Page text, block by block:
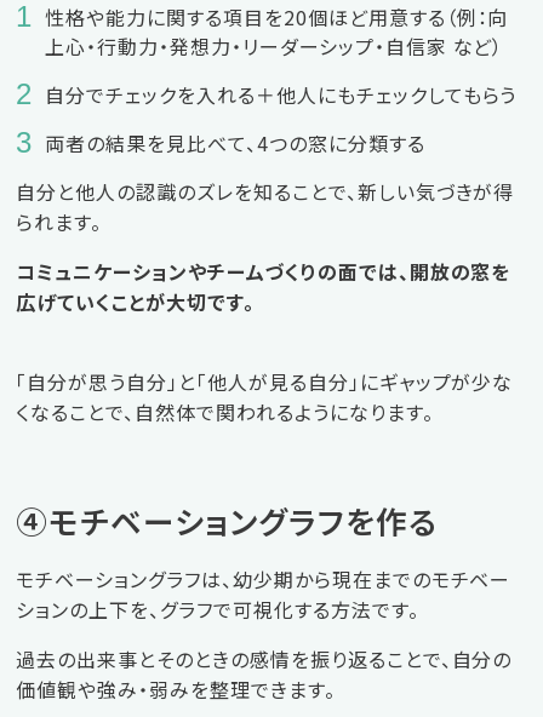
性格や能力に関する項目を20個ほど用意する（例：向
上心・行動力・発想力・リーダーシップ・自信家 など）
自分でチェックを入れる＋他人にもチェックしてもらう
両者の結果を見比べて、4つの窓に分類する
自分と他人の認識のズレを知ることで、新しい気づきが得
られます。
コミュニケーションやチームづくりの面では、開放の窓を
広げていくことが大切です。
「自分が思う自分」と「他人が見る自分」にギャップが少な
くなることで、自然体で関われるようになります。
④モチベーショングラフを作る
モチベーショングラフは、幼少期から現在までのモチベー
ションの上下を、グラフで可視化する方法です。
過去の出来事とそのときの感情を振り返ることで、自分の
価値観や強み・弱みを整理できます。